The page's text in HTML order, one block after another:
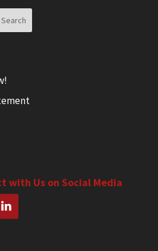
with Us on Social Media